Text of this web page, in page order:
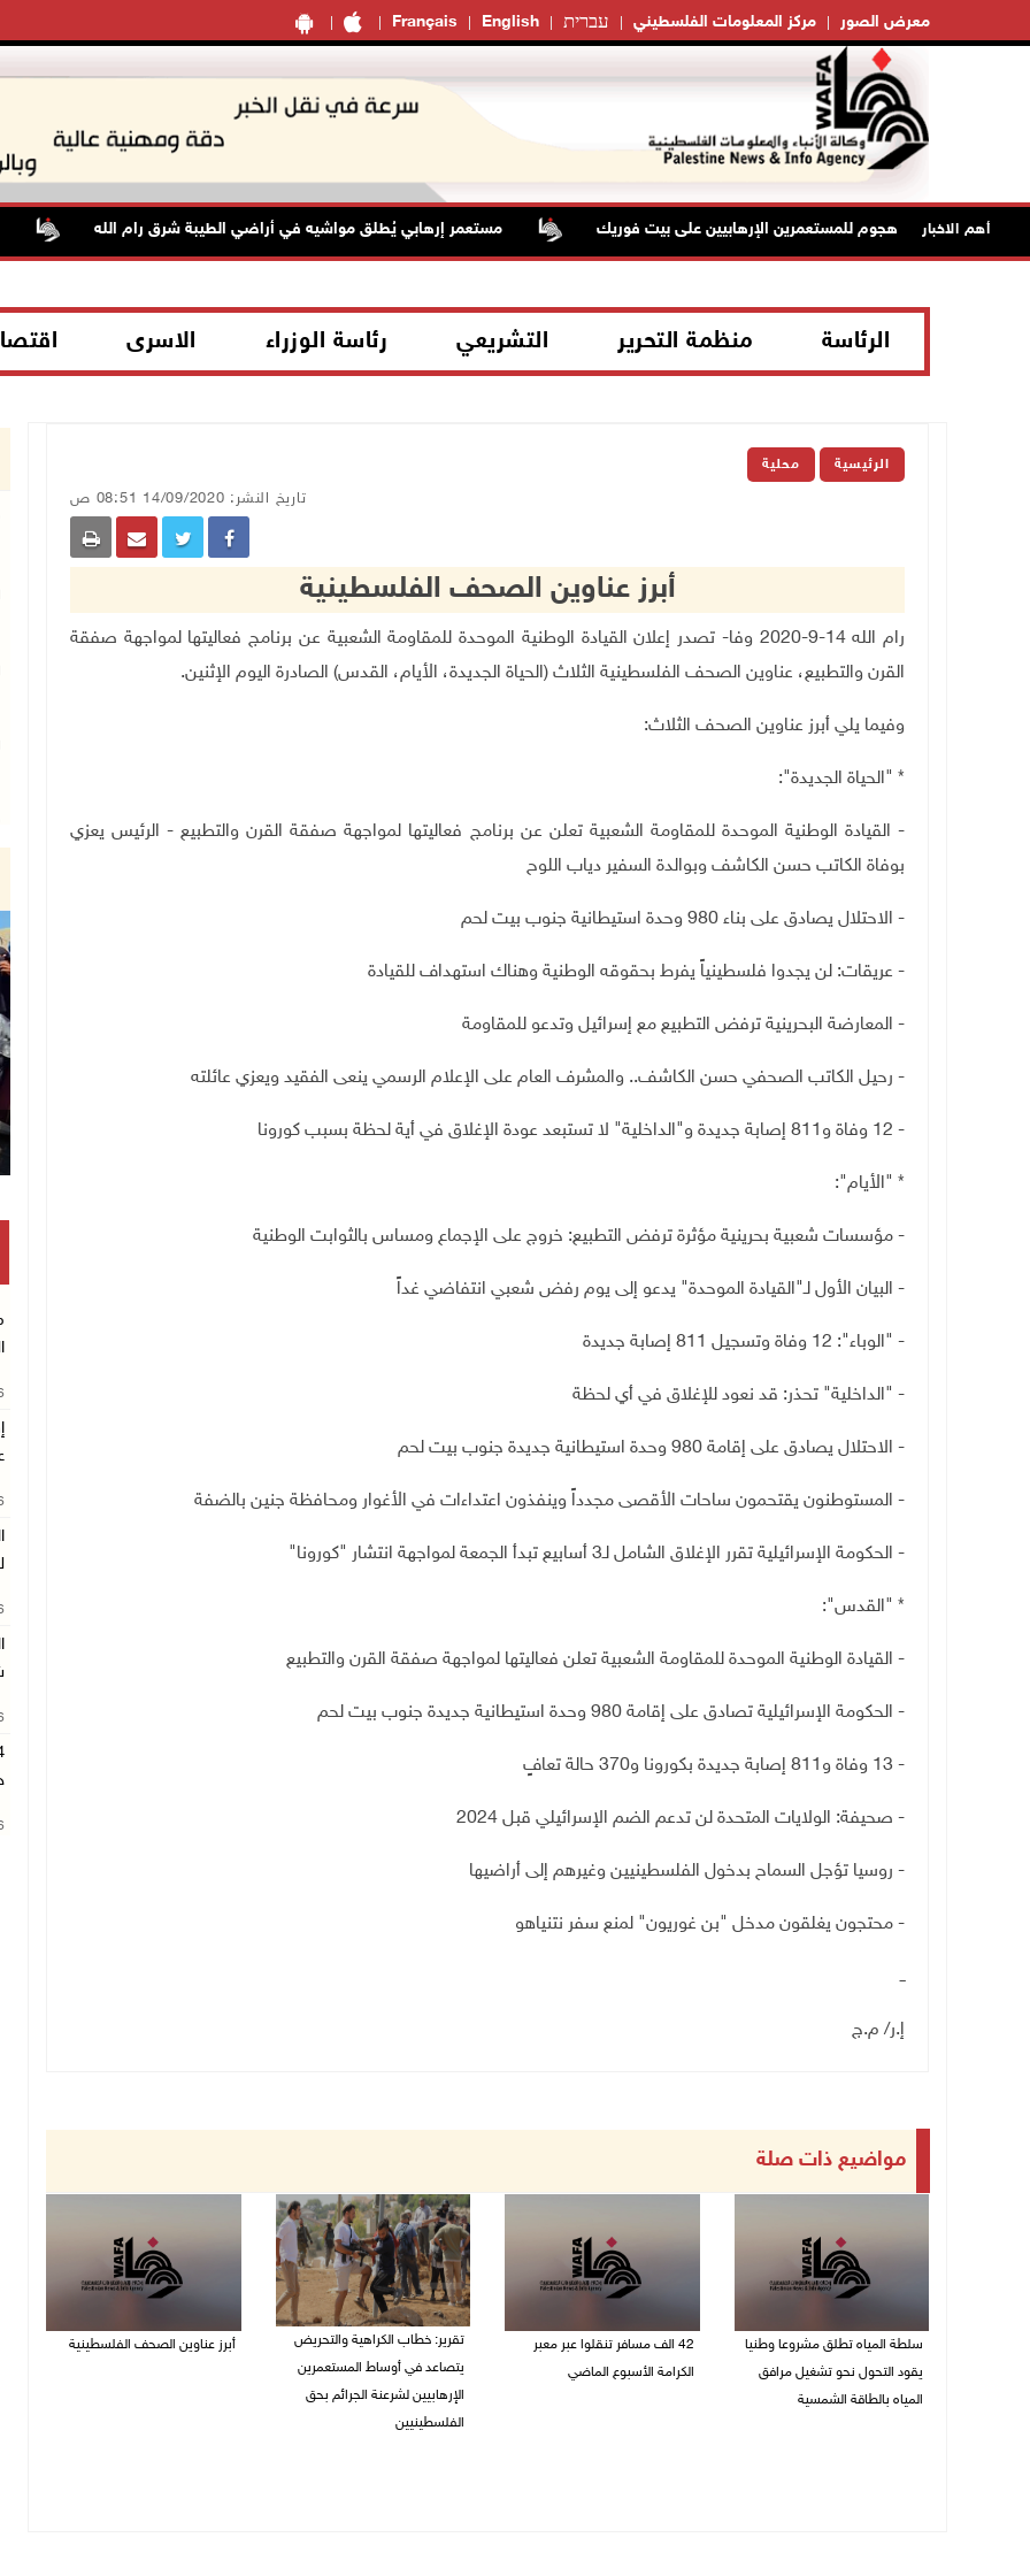
Français English עברית مركز المعلومات الفلسطيني معرض الصور
أهم الاخبار
إصابتان في هجوم للمستعمرين الإرهابيين على بيت فوريك مستعمر إرهابي يُطلق مواشيه في أراضي الطيبة شرق رام الله
الرئاسة منظمة التحرير التشريعي رئاسة الوزراء الاسرى
الرئيسية محلية
تاريخ النشر: 14/09/2020 08:51 ص
أبرز عناوين الصحف الفلسطينية
رام الله 14-9-2020 وفا- تصدر إعلان القيادة الوطنية الموحدة للمقاومة الشعبية عن برنامج فعاليتها لمواجهة صفقة
القرن والتطبيع، عناوين الصحف الفلسطينية الثلاث (الحياة الجديدة، الأيام، القدس) الصادرة اليوم الإثنين.
وفيما يلي أبرز عناوين الصحف الثلاث:
* "الحياة الجديدة":
- القيادة الوطنية الموحدة للمقاومة الشعبية تعلن عن برنامج فعاليتها لمواجهة صفقة القرن والتطبيع - الرئيس يعزي
بوفاة الكاتب حسن الكاشف وبوالدة السفير دياب اللوح
- الاحتلال يصادق على بناء 980 وحدة استيطانية جنوب بيت لحم
- عريقات: لن يجدوا فلسطينياً يفرط بحقوقه الوطنية وهناك استهداف للقيادة
- المعارضة البحرينية ترفض التطبيع مع إسرائيل وتدعو للمقاومة
- رحيل الكاتب الصحفي حسن الكاشف.. والمشرف العام على الإعلام الرسمي ينعى الفقيد ويعزي عائلته
- 12 وفاة و811 إصابة جديدة و"الداخلية" لا تستبعد عودة الإغلاق في أية لحظة بسبب كورونا
* "الأيام":
- مؤسسات شعبية بحرينية مؤثرة ترفض التطبيع: خروج على الإجماع ومساس بالثوابت الوطنية
- البيان الأول لـ"القيادة الموحدة" يدعو إلى يوم رفض شعبي انتفاضي غداً
- "الوباء": 12 وفاة وتسجيل 811 إصابة جديدة
- "الداخلية" تحذر: قد نعود للإغلاق في أي لحظة
- الاحتلال يصادق على إقامة 980 وحدة استيطانية جديدة جنوب بيت لحم
- المستوطنون يقتحمون ساحات الأقصى مجدداً وينفذون اعتداءات في الأغوار ومحافظة جنين بالضفة
- الحكومة الإسرائيلية تقرر الإغلاق الشامل لـ3 أسابيع تبدأ الجمعة لمواجهة انتشار "كورونا"
* "القدس":
- القيادة الوطنية الموحدة للمقاومة الشعبية تعلن فعاليتها لمواجهة صفقة القرن والتطبيع
- الحكومة الإسرائيلية تصادق على إقامة 980 وحدة استيطانية جديدة جنوب بيت لحم
- 13 وفاة و811 إصابة جديدة بكورونا و370 حالة تعافٍ
- صحيفة: الولايات المتحدة لن تدعم الضم الإسرائيلي قبل 2024
- روسيا تؤجل السماح بدخول الفلسطينيين وغيرهم إلى أراضيها
- محتجون يغلقون مدخل "بن غوريون" لمنع سفر نتنياهو
ــ
إ.ر/ م.ج
مواضيع ذات صلة
سلطة المياه تطلق مشروعا وطنيا
يقود التحول نحو تشغيل مرافق
المياه بالطاقة الشمسية
42 الف مسافر تنقلوا عبر معبر
الكرامة الأسبوع الماضي
تقرير: خطاب الكراهية والتحريض
يتصاعد في أوساط المستعمرين
الإرهابيين لشرعنة الجرائم بحق
الفلسطينيين
أبرز عناوين الصحف الفلسطينية